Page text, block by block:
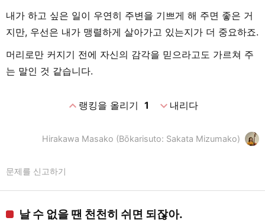
내가 하고 싶은 일이 우연히 주변을 기쁘게 해 주면 좋은 거
지만, 우선은 내가 맹렬하게 살아가고 있는지가 더 중요하죠.
머리로만 커지기 전에 자신의 감각을 믿으라고도 가르쳐 주
는 말인 것 같습니다.
expand_less랭킹을 올리기 1 expand_more내리다
Hirakawa Masako (Bōkarisuto: Sakata Mizumako)
문제를 신고하기
날 수 없을 땐 천천히 쉬면 되잖아.